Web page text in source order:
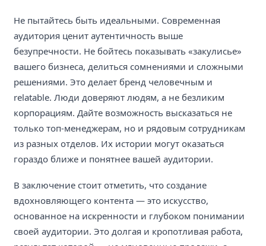
Не пытайтесь быть идеальными. Современная
аудитория ценит аутентичность выше
безупречности. Не бойтесь показывать «закулисье»
вашего бизнеса, делиться сомнениями и сложными
решениями. Это делает бренд человечным и
relatable. Люди доверяют людям, а не безликим
корпорациям. Дайте возможность высказаться не
только топ-менеджерам, но и рядовым сотрудникам
из разных отделов. Их истории могут оказаться
гораздо ближе и понятнее вашей аудитории.
В заключение стоит отметить, что создание
вдохновляющего контента — это искусство,
основанное на искренности и глубоком понимании
своей аудитории. Это долгая и кропотливая работа,